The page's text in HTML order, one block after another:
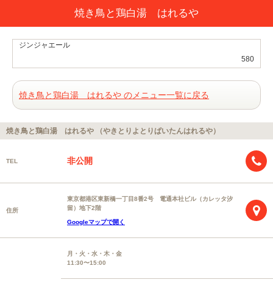
焼き鳥と鶏白湯 はれるや
ジンジャエール
580
焼き鳥と鶏白湯 はれるや のメニュー一覧に戻る
焼き鳥と鶏白湯 はれるや （やきとりよとりぱいたんはれるや）
TEL 非公開
住所
東京都港区東新橋一丁目8番2号 電通本社ビル（カレッタ汐
留）地下2階
Googleマップで開く
月・火・水・木・金
11:30〜15:00